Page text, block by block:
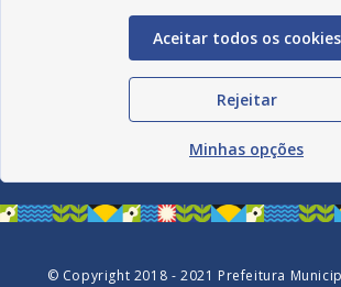
Redes Sociais
© Copyright 2018 - 2021 Prefeitura
Aceitar todos os cookies
Rejeitar
Minhas opções